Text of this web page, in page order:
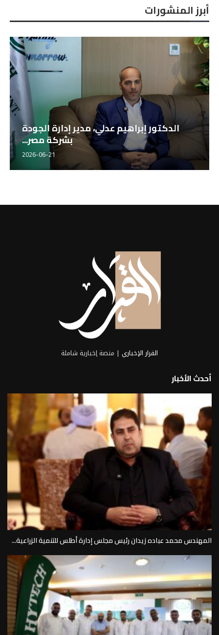
أبرز المنشورات
الدكتور إبراهيم عدلي، مدير إدارة الجودة
بشركة مصر...
2026-06-21
القرار الإخباري | منصة إخبارية شاملة
أحدث الأخبار
المهندس محمد عباده زيدان رئيس مجلس إدارة أطلس للتنمية الزراعية...